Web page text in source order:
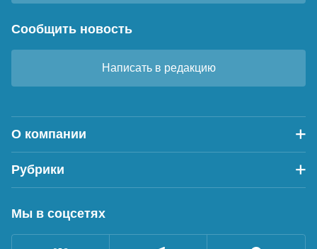
Сообщить новость
Написать в редакцию
О компании
Рубрики
Мы в соцсетях